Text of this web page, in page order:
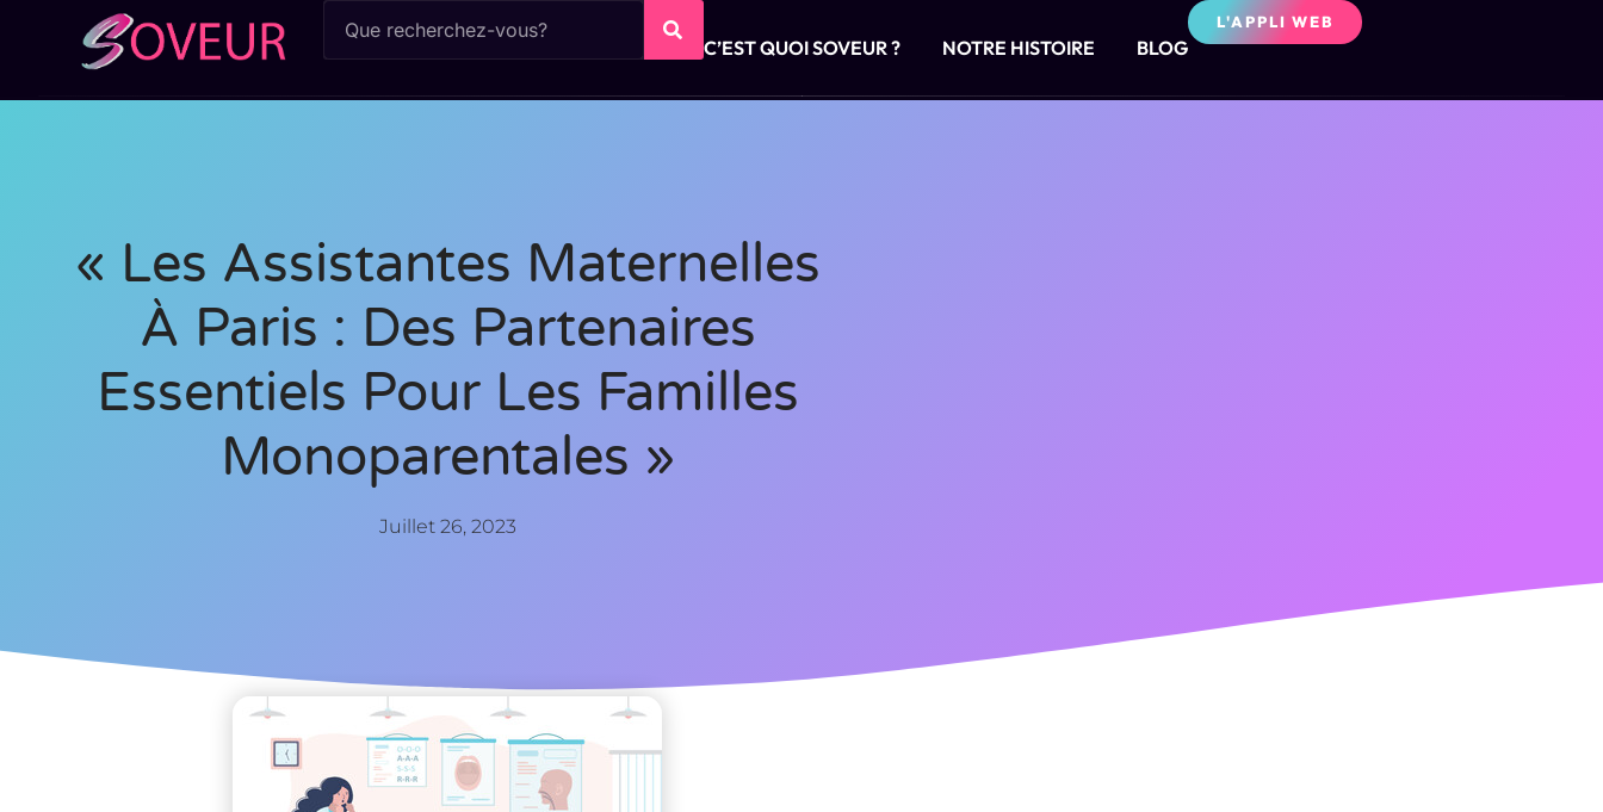
C’EST QUOI SOVEUR ? NOTRE HISTOIRE BLOG
L'APPLI WEB
« Les Assistantes Maternelles
À Paris : Des Partenaires
Essentiels Pour Les Familles
Monoparentales »
Juillet 26, 2023